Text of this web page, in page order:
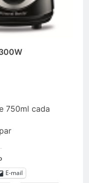
750ml cada
E-mail